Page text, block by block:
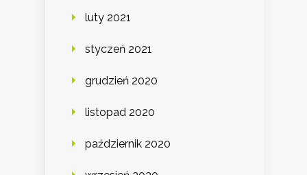
luty 2021
styczeń 2021
grudzień 2020
listopad 2020
październik 2020